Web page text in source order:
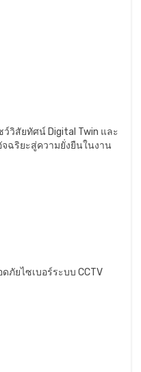
วิสัยทัศน์ Digital Twin และ
ฉริยะสู่ความยั่งยืนในงาน
ภัยไซเบอร์ระบบ CCTV